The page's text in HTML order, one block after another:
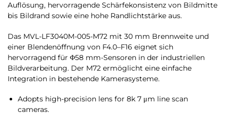
Auflösung, hervorragende Schärfekonsistenz von Bildmitte
bis Bildrand sowie eine hohe Randlichtstärke aus.
Das MVL-LF3040M-005-M72 mit 30 mm Brennweite und
einer Blendenöffnung von F4.0–F16 eignet sich
hervorragend für Φ58 mm-Sensoren in der industriellen
Bildverarbeitung. Der M72 ermöglicht eine einfache
Integration in bestehende Kamerasysteme.
Adopts high-precision lens for 8k 7 μm line scan
cameras.